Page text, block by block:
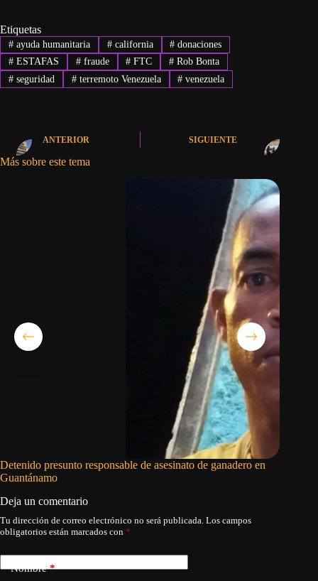
Etiquetas
#ayuda humanitaria #california # donaciones
#ESTAFAS #fraude # FTC # Rob Bonta
#seguridad #terremoto Venezuela # venezuela
ANTERIOR SIGUIENTE
Más sobre este tema
Detenido presunto responsable de asesinato de ganadero en
Guantánamo
Deja un comentario
Tu dirección de correo electrónico no será publicada. Los campos
obligatorios están marcados con *
Nombre*